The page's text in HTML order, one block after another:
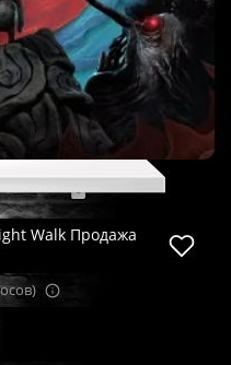
Walk Продажа